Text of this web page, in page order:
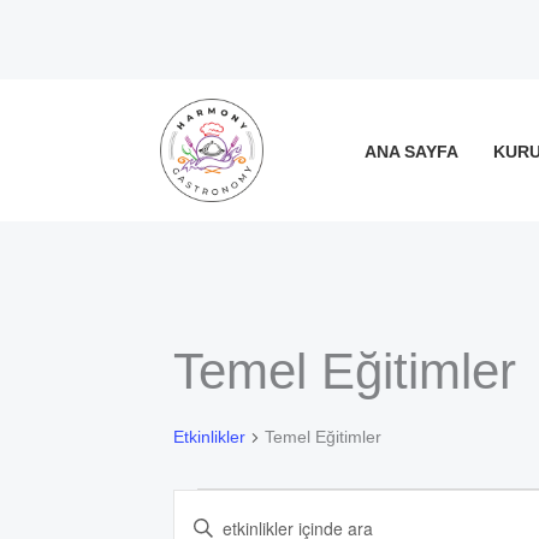
ANA SAYFA
Temel Eğitimler
Etkinlikler Temel Eğitimler
Etkinlikler
Arama